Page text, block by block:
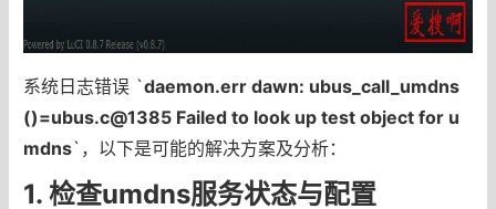
系统日志错误 `daemon.err dawn: ubus_call_umdns
()=ubus.c@1385 Failed to look up test object for u
mdns`，以下是可能的解决方案及分析：
1. 检查umdns服务状态与配置